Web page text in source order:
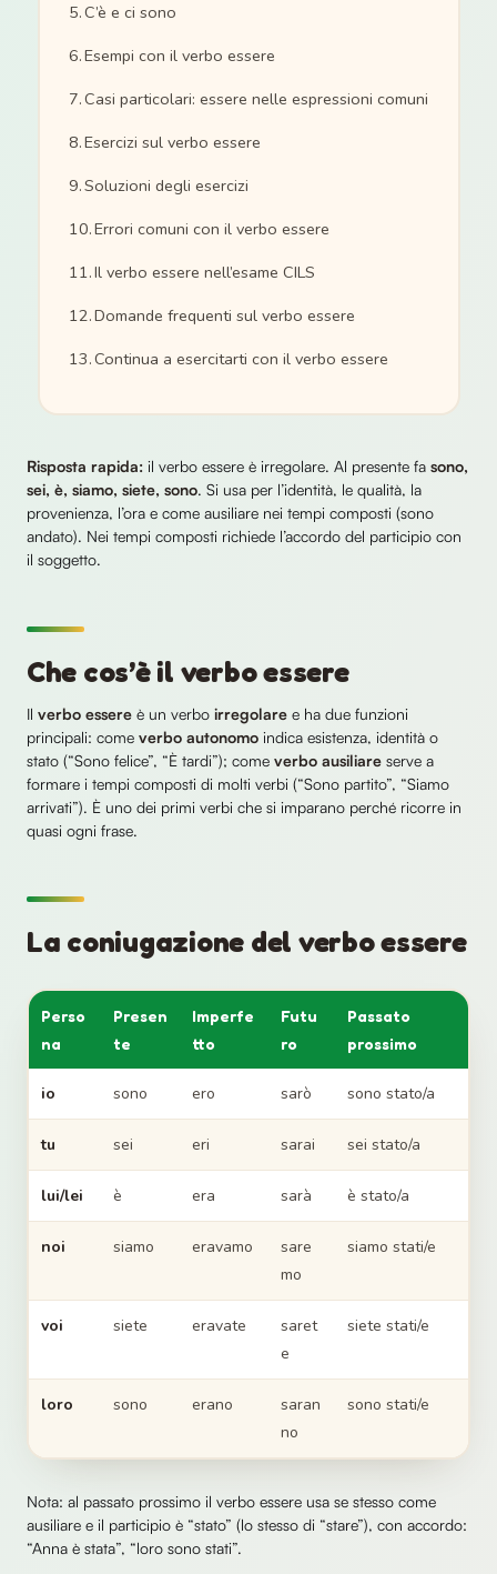
C’è e ci sono
Esempi con il verbo essere
Casi particolari: essere nelle espressioni comuni
Esercizi sul verbo essere
Soluzioni degli esercizi
Errori comuni con il verbo essere
Il verbo essere nell’esame CILS
Domande frequenti sul verbo essere
Continua a esercitarti con il verbo essere
Risposta rapida: il verbo essere è irregolare. Al presente fa sono,
sei, è, siamo, siete, sono. Si usa per l’identità, le qualità, la
provenienza, l’ora e come ausiliare nei tempi composti (sono
andato). Nei tempi composti richiede l’accordo del participio con
il soggetto.
Che cos’è il verbo essere
Il verbo essere è un verbo irregolare e ha due funzioni
principali: come verbo autonomo indica esistenza, identità o
stato (“Sono felice”, “È tardi”); come verbo ausiliare serve a
formare i tempi composti di molti verbi (“Sono partito”, “Siamo
arrivati”). È uno dei primi verbi che si imparano perché ricorre in
quasi ogni frase.
La coniugazione del verbo essere
Perso
na
Presen
te
Imperfe
tto
Futu
ro
Passato
prossimo
io sono ero sarò sono stato/a
tu sei eri sarai sei stato/a
lui/lei è era sarà è stato/a
noi siamo eravamo
sare
mo
siamo stati/e
voi siete eravate
saret
e
siete stati/e
loro sono erano
saran
no
sono stati/e
Nota: al passato prossimo il verbo essere usa se stesso come
ausiliare e il participio è “stato” (lo stesso di “stare”), con accordo:
“Anna è stata”, “loro sono stati”.